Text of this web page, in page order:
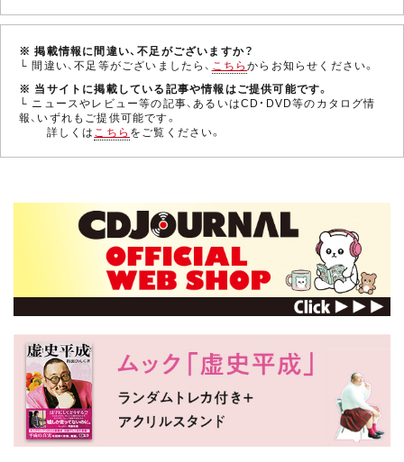
※ 掲載情報に間違い、不足がございますか？
└ 間違い、不足等がございましたら、 こちらからお知らせください。
※ 当サイトに掲載している記事や情報はご提供可能です。
└ ニュースやレビュー等の記事、あるいはCD・DVD等のカタログ情
報、いずれもご提供可能です。
詳しくはこちら をご覧ください。